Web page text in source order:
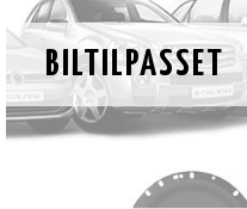
BILTILPASSET